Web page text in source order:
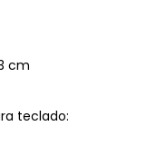
cm
teclado: